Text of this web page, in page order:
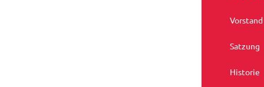
Vorstand
Satzung
Historie